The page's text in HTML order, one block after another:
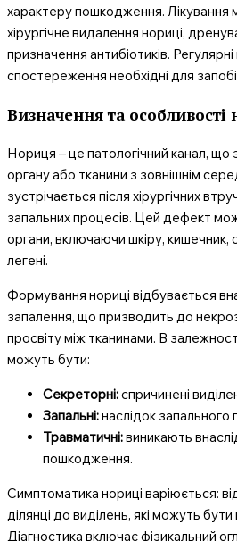
характеру пошкодження. Лікування
хірургічне видалення нориці,
призначення антибіотиків.
спостереження необхідні для
Визначення та особливості
Нориця – це патологічний канал, що
органу або тканини з зовнішнім
зустрічається після хірургічних
запальних процесів. Цей дефект
органи, включаючи шкіру, кишечник,
легені.
Формування нориці відбувається
запалення, що призводить до
просвіту між тканинами. В
можуть бути:
Секреторні:спричинені
Запальні:наслідок запального
Травматичні:виникають
пошкодження.
Симптоматика нориці варіюється:
ділянці до виділень, які можуть
Діагностика включає фізикальний